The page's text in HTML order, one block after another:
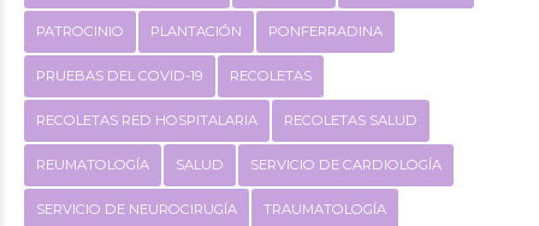
PATROCINIO PLANTACIÓN PONFERRADINA
PRUEBAS DEL COVID-19 RECOLETAS
RECOLETAS RED HOSPITALARIA RECOLETAS SALUD
REUMATOLOGÍA SALUD SERVICIO DE CARDIOLOGÍA
SERVICIO DE NEUROCIRUGÍA TRAUMATOLOGÍA